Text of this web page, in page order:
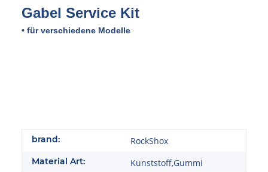
Gabel Service Kit
• für verschiedene Modelle
brand: RockShox
Material Art: Kunststoff,Gummi